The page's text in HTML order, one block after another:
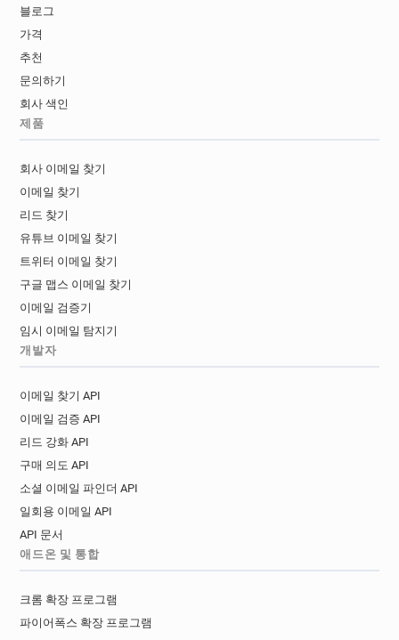
블로그
가격
추천
문의하기
회사 색인
제품
회사 이메일 찾기
이메일 찾기
리드 찾기
유튜브 이메일 찾기
트위터 이메일 찾기
구글 맵스 이메일 찾기
이메일 검증기
임시 이메일 탐지기
개발자
이메일 찾기 API
이메일 검증 API
리드 강화 API
구매 의도 API
소셜 이메일 파인더 API
일회용 이메일 API
API 문서
애드온 및 통합
크롬 확장 프로그램
파이어폭스 확장 프로그램